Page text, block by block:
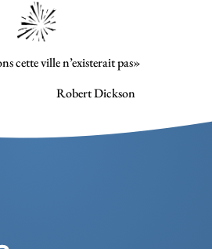
cette ville n’existerait pas»
Dickson